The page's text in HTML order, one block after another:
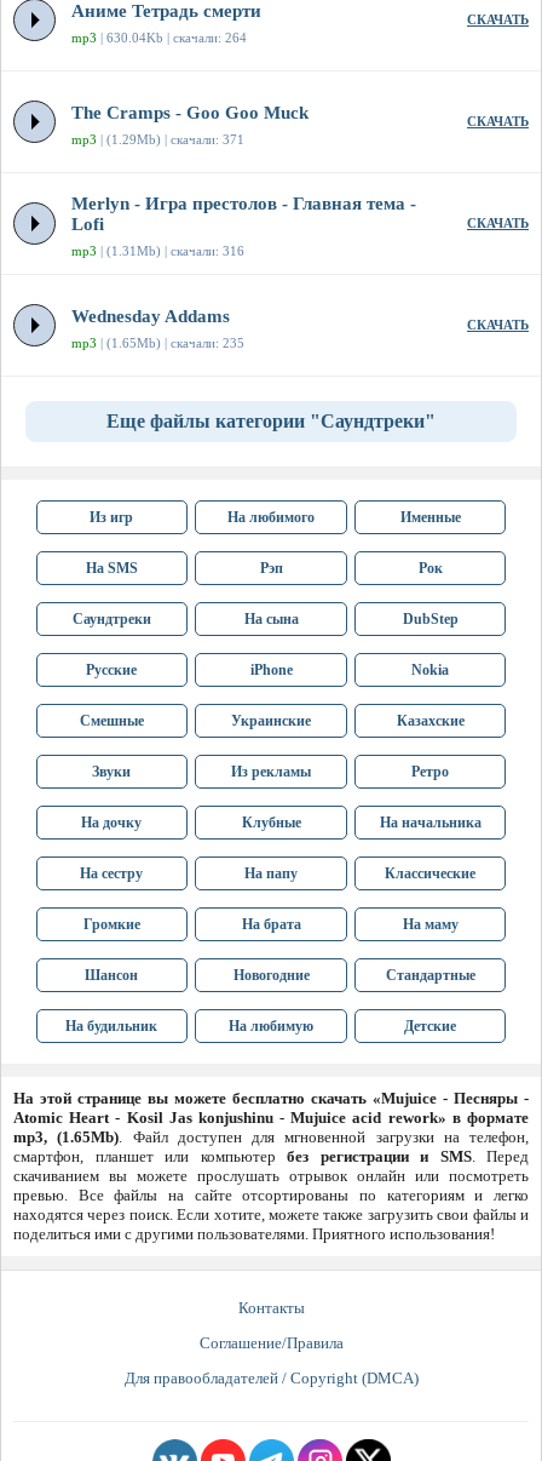
Аниме Тетрадь смерти
mp3 | 630.04Kb | скачали: 264
СКАЧАТЬ
The Cramps - Goo Goo Muck
mp3 | (1.29Mb) | скачали: 371
СКАЧАТЬ
Merlyn - Игра престолов - Главная тема -
Lofi
mp3 | (1.31Mb) | скачали: 316
СКАЧАТЬ
Wednesday Addams
mp3 | (1.65Mb) | скачали: 235
СКАЧАТЬ
Еще файлы категории "Саундтреки"
Из игр На любимого Именные
На SMS Рэп Рок
Саундтреки На сына DubStep
Русские iPhone Nokia
Смешные Украинские Казахские
Звуки Из рекламы Ретро
На дочку Клубные На начальника
На сестру На папу Классические
Громкие На брата На маму
Шансон Новогодние Стандартные
На будильник На любимую Детские
На этой странице вы можете бесплатно скачать «Mujuice - Песняры -
Atomic Heart - Kosil Jas konjushinu - Mujuice acid rework» в формате
mp3, (1.65Mb). Файл доступен для мгновенной загрузки на телефон,
смартфон, планшет или компьютер без регистрации и SMS. Перед
скачиванием вы можете прослушать отрывок онлайн или посмотреть
превью. Все файлы на сайте отсортированы по категориям и легко
находятся через поиск. Если хотите, можете также загрузить свои файлы и
поделиться ими с другими пользователями. Приятного использования!
Контакты
Соглашение/Правила
Для правообладателей / Copyright (DMCA)